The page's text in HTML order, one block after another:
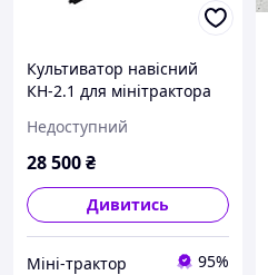
Культиватор навісний
КН-2.1 для мінітрактора
колесами, 9 лап,
регулювання всіх вузлів
Недоступний
28 500₴
Дивитись
Міні-трактор 95%